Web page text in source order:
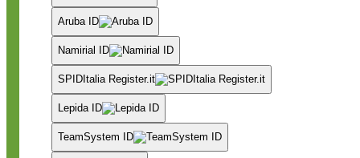
Aruba ID
Namirial ID
SPIDItalia Register.it
Lepida ID
TeamSystem ID